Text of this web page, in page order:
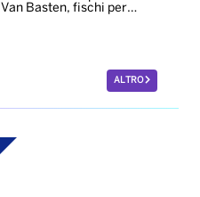
Van Basten, fischi per…
ALTRO